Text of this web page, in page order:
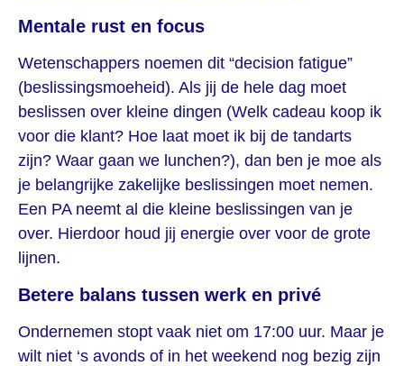
Mentale rust en focus
Wetenschappers noemen dit “decision fatigue”
(beslissingsmoeheid). Als jij de hele dag moet
beslissen over kleine dingen (Welk cadeau koop ik
voor die klant? Hoe laat moet ik bij de tandarts
zijn? Waar gaan we lunchen?), dan ben je moe als
je belangrijke zakelijke beslissingen moet nemen.
Een PA neemt al die kleine beslissingen van je
over. Hierdoor houd jij energie over voor de grote
lijnen.
Betere balans tussen werk en privé
Ondernemen stopt vaak niet om 17:00 uur. Maar je
wilt niet ‘s avonds of in het weekend nog bezig zijn